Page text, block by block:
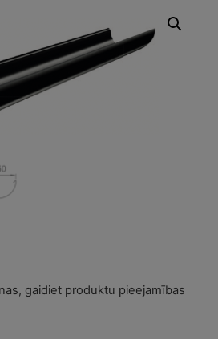
gaidiet produktu pieejamības